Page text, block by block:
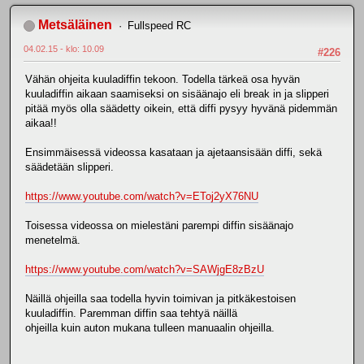
Metsäläinen Fullspeed RC
#226
04.02.15 - klo: 10.09
Vähän ohjeita kuuladiffin tekoon. Todella tärkeä osa hyvän
kuuladiffin aikaan saamiseksi on sisäänajo eli break in ja slipperi
pitää myös olla säädetty oikein, että diffi pysyy hyvänä pidemmän
aikaa!!
Ensimmäisessä videossa kasataan ja ajetaansisään diffi, sekä
säädetään slipperi.
https://www.youtube.com/watch?v=EToj2yX76NU
Toisessa videossa on mielestäni parempi diffin sisäänajo
menetelmä.
https://www.youtube.com/watch?v=SAWjgE8zBzU
Näillä ohjeilla saa todella hyvin toimivan ja pitkäkestoisen
kuuladiffin. Paremman diffin saa tehtyä näillä
ohjeilla kuin auton mukana tulleen manuaalin ohjeilla.